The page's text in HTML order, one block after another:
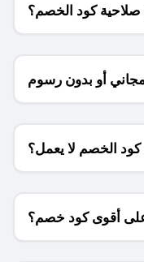
كود الخصم؟
أو بدون رسوم
الشحن ؟
الخصم لا يعمل؟
أقوى كود خصم؟